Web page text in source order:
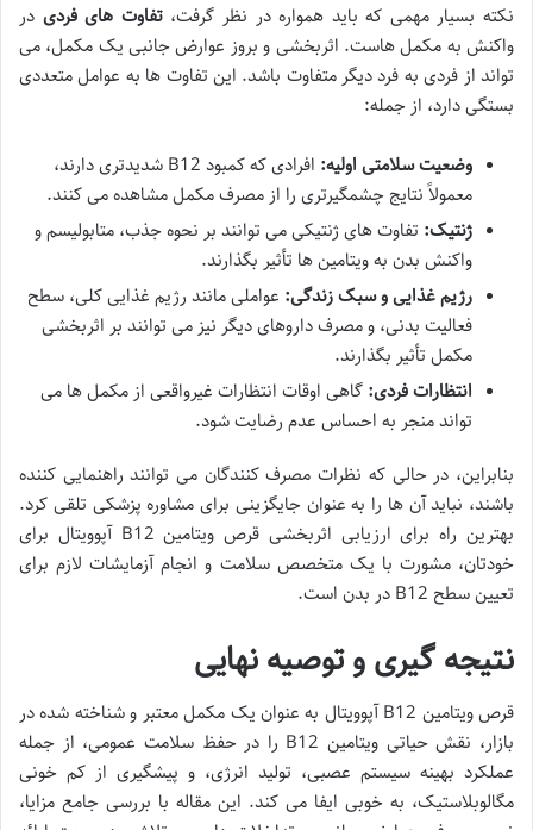
نکته بسیار مهمی که باید همواره در نظر گرفت،تفاوت های فردی در
واکنش به مکمل هاست. اثربخشی و بروز عوارض جانبی یک مکمل، می
تواند از فردی به فرد دیگر متفاوت باشد. این تفاوت ها به عوامل متعددی
بستگی دارد، از جمله:
وضعیت سلامتی اولیه:
افرادی که کمبود B12 شدیدتری دارند،
معمولاً نتایج چشمگیرتری را از مصرف مکمل مشاهده می کنند.
ژنتیک: تفاوت های ژنتیکی می توانند بر نحوه جذب، متابولیسم و
واکنش بدن به ویتامین ها تأثیر بگذارند.
رژیم غذایی و سبک زندگی: عواملی مانند رژیم غذایی کلی، سطح
فعالیت بدنی، و مصرف داروهای دیگر نیز می توانند بر اثربخشی
مکمل تأثیر بگذارند.
انتظارات فردی: گاهی اوقات انتظارات غیرواقعی از مکمل ها می
تواند منجر به احساس عدم رضایت شود.
بنابراین، در حالی که نظرات مصرف کنندگان می توانند راهنمایی کننده
باشند، نباید آن ها را به عنوان جایگزینی برای مشاوره پزشکی تلقی کرد.
بهترین راه برای ارزیابی اثربخشی قرص ویتامین B12 آپوویتال برای
خودتان، مشورت با یک متخصص سلامت و انجام آزمایشات لازم برای
تعیین سطح B12 در بدن است.
نتیجه گیری و توصیه نهایی
قرص ویتامین B12 آپوویتال به عنوان یک مکمل معتبر و شناخته شده در
بازار، نقش حیاتی ویتامین B12 را در حفظ سلامت عمومی، از جمله
عملکرد بهینه سیستم عصبی، تولید انرژی، و پیشگیری از کم خونی
مگالوبلاستیک، به خوبی ایفا می کند. این مقاله با بررسی جامع مزایا،